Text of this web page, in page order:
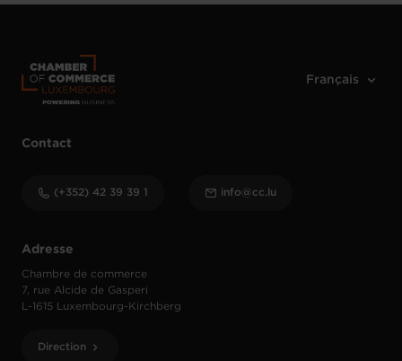
Adresse
Chambre de commerce
7, rue Alcide de Gasperi
L-1615 Luxembourg-Kirchberg
Direction
Contact
(+352) 42 39 39 1 info@cc.lu